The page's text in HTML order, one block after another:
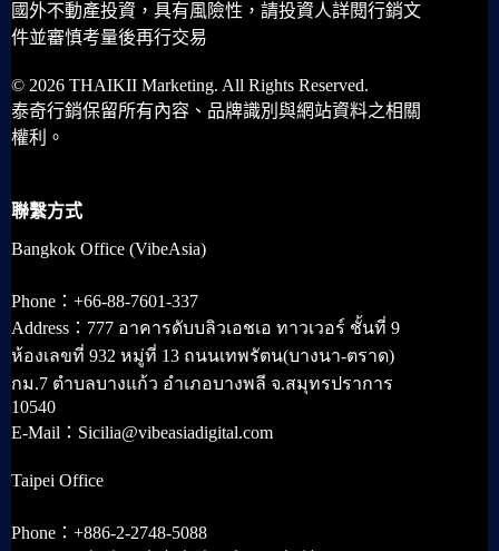
國外不動產投資，具有風險性，請投資人詳閱行銷文
件並審慎考量後再行交易
© 2026 THAIKII Marketing. All Rights Reserved.
泰奇行銷保留所有內容、品牌識別與網站資料之相關
權利。
聯繫方式
Bangkok Office (VibeAsia)
Phone：+66-88-7601-337
Address：777 อาคารดับบลิวเอชเอ ทาวเวอร์ ชั้นที่ 9
ห้องเลขที่ 932 หมู่ที่ 13 ถนนเทพรัตน(บางนา-ตราด)
กม.7 ตำบลบางแก้ว อำเภอบางพลี จ.สมุทรปราการ
10540
E-Mail：Sicilia@vibeasiadigital.com
Taipei Office
Phone：+886-2-2748-5088